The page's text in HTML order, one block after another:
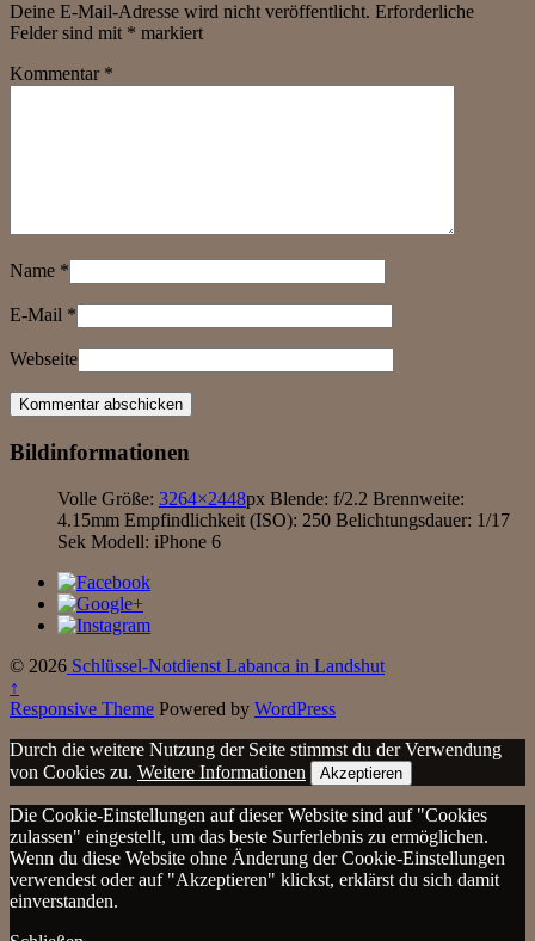
Deine E-Mail-Adresse wird nicht veröffentlicht. Erforderliche
Felder sind mit * markiert
Kommentar *
Name *
E-Mail *
Webseite
Bildinformationen
Volle Größe: 3264×2448px Blende: f/2.2 Brennweite:
4.15mm Empfindlichkeit (ISO): 250 Belichtungsdauer: 1/17
Sek Modell: iPhone 6
© 2026 Schlüssel-Notdienst Labanca in Landshut
↑
Responsive Theme Powered by WordPress
Durch die weitere Nutzung der Seite stimmst du der Verwendung
von Cookies zu. Weitere Informationen Akzeptieren
Die Cookie-Einstellungen auf dieser Website sind auf "Cookies
zulassen" eingestellt, um das beste Surferlebnis zu ermöglichen.
Wenn du diese Website ohne Änderung der Cookie-Einstellungen
verwendest oder auf "Akzeptieren" klickst, erklärst du sich damit
einverstanden.